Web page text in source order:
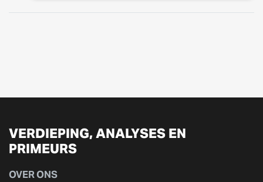
VERDIEPING, ANALYSES EN
PRIMEURS
OVER ONS